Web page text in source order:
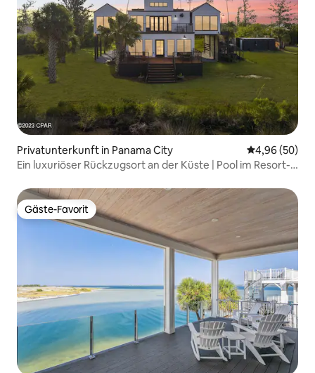
Privatunterkunft in Panama City
4,96 (50)
Ein luxuriöser Rückzugsort an der Küste | Pool im Resort-
Gäste-Favorit
Gäste-Favorit